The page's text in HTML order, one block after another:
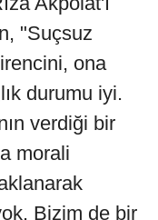
"Suçsuz
ona
durumu iyi.
verdiği bir
morali
Bizim de bir